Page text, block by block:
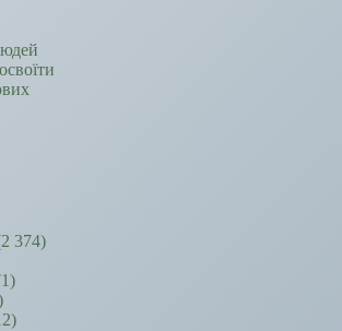
374)